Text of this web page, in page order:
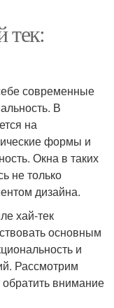
тек:
современные
В
на
формы и
Окна в таких
не только
дизайна.
хай-тек
основным
и
Рассмотрим
внимание